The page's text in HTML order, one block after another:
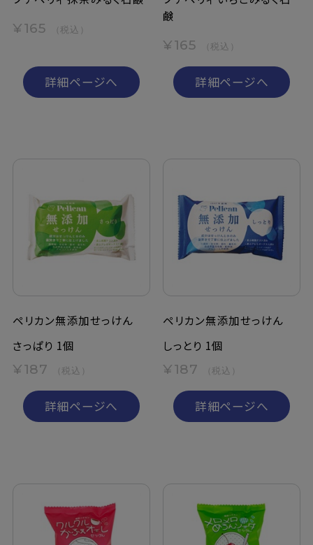
ペリカン石鹸について
よくあるご質問
利用規約
¥165 （税込）
詳細ページへ
鹸
¥165 （税込）
詳細ページへ
ペリカン無添加せっけん
さっぱり 1個
¥187 （税込）
詳細ページへ
ペリカン無添加せっけん
しっとり 1個
¥187 （税込）
詳細ページへ